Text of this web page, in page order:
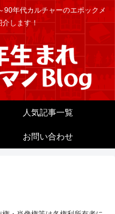
年代カルチャーのエポックメ
します！
人気記事一覧
お問い合わせ